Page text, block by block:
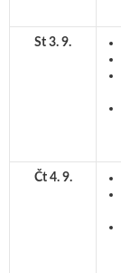
St 3. 9.
Čt 4. 9.